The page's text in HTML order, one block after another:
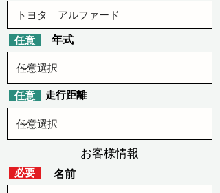
​任意 ​年式
​任意 ​走行距離
お客様情報
​必要 ​名前